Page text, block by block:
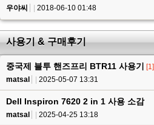
우야씨 2018-06-10 01:48
사용기 & 구매후기
중국제 블투 핸즈프리 BTR11 사용기
[1]
matsal
2025-05-07 13:31
Dell Inspiron 7620 2 in 1 사용 소감
matsal 2025-04-25 13:18